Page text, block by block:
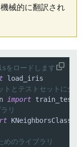
械的に翻訳され
ロードします
とテストセットに分
import
リ
のライブラリ